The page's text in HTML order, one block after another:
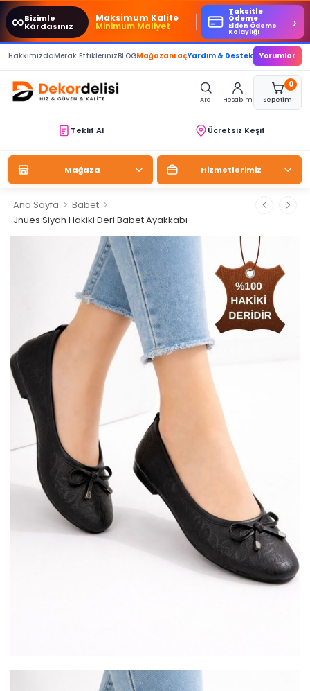
∞Bizimle
Kârdasınız
Maksimum Kalite
Minimum Maliyet
Taksitle
Ödeme
Elden Ödeme
Kolaylığı
›
HakkımızdaMerak EttiklerinizBLOGMağazanı açYardım & Destek Yorumlar
Ara Hesabım
0
Sepetim
Teklif Al Ücretsiz Keşif
Mağaza Hizmetlerimiz
Ana Sayfa > Babet >
Jnues Siyah Hakiki Deri Babet Ayakkabı